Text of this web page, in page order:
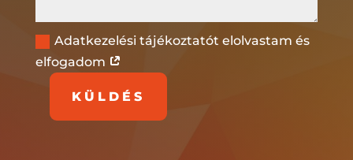
Adatkezelési tájékoztatót elolvastam és
elfogadom
KÜLDÉS